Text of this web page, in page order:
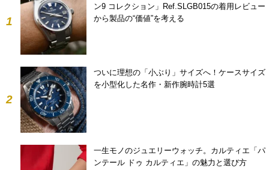
1
ン9 コレクション」Ref.SLGB015の着用レビュー
から製品の“価値”を考える
2
ついに理想の「小ぶり」サイズへ！ケースサイズ
を小型化した名作・新作腕時計5選
一生モノのジュエリーウォッチ。カルティエ「パ
ンテール ドゥ カルティエ」の魅力と選び方